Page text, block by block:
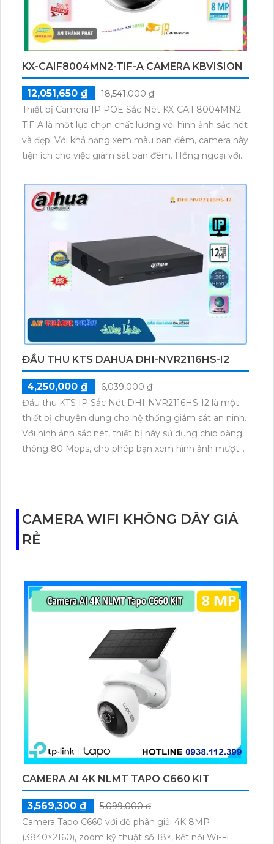
KX-CAIF8004MN2-TIF-A CAMERA KBVISION
12,051,650 ₫
18,541,000 ₫
Thiết bị Camera IP POE Sắc Nét KX-CAiF8004MN2-
TiF-A là một lựa chọn chất lượng với hình ảnh sắc nét
và đẹp. Với khả năng xem màu ban đêm, camera này
tiện ích cho việc giám sát ban đêm. Hồng ngoại với
rõ ràng. Với dạng dome kim loại, đây là một thiết bị
chuyên dụng cho gia đình. Sử dụng nền tảng IP
POE giúp dễ dàng nâng cấp hệ thống camera. Đặc
biệt, camera này tích hợp công nghệ AI, nâng cao
khả năng nhận diện và phân loại vật thể.
ĐẦU THU KTS DAHUA DHI-NVR2116HS-I2
4,250,000 ₫
6,039,000 ₫
Đầu thu KTS IP Sắc Nét DHI-NVR2116HS-I2 là một
thiết bị chuyên dụng cho hệ thống giám sát an ninh.
Với hình ảnh sắc nét, thiết bị này sử dụng chip băng
thông 80 Mbps, cho phép bạn xem hình ảnh mượt
trở nên nhanh chóng và dễ dàng hơn bao giờ hết.
Đầu thu này còn hỗ trợ nhiều chuẩn nén video, bao
gồm H.265+/H.265/H.264+/H.264, đảm bảo tính
giúp tích hợp và kết nối với các thiết bị khác dễ dàng
hơn.
CAMERA WIFI KHÔNG DÂY GIÁ
RẺ
CAMERA AI 4K NLMT TAPO C660 KIT
3,569,300 ₫
5,099,000 ₫
Camera Tapo C660 với độ phân giải 4K 8MP
(3840×2160), zoom kỹ thuật số 18×, kết nối Wi-Fi